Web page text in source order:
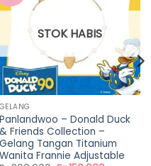
STOK HABIS
GELANG
Panlandwoo – Donald Duck
& Friends Collection –
Gelang Tangan Titanium
Wanita Frannie Adjustable